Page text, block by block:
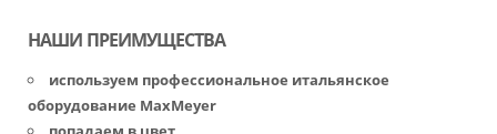
НАШИ ПРЕИМУЩЕСТВА
используем профессиональное итальянское
оборудование MaxMeyer